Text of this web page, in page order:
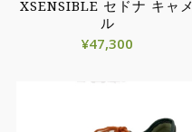
XSENSIBLE セドナ キャメ
ル
¥47,300